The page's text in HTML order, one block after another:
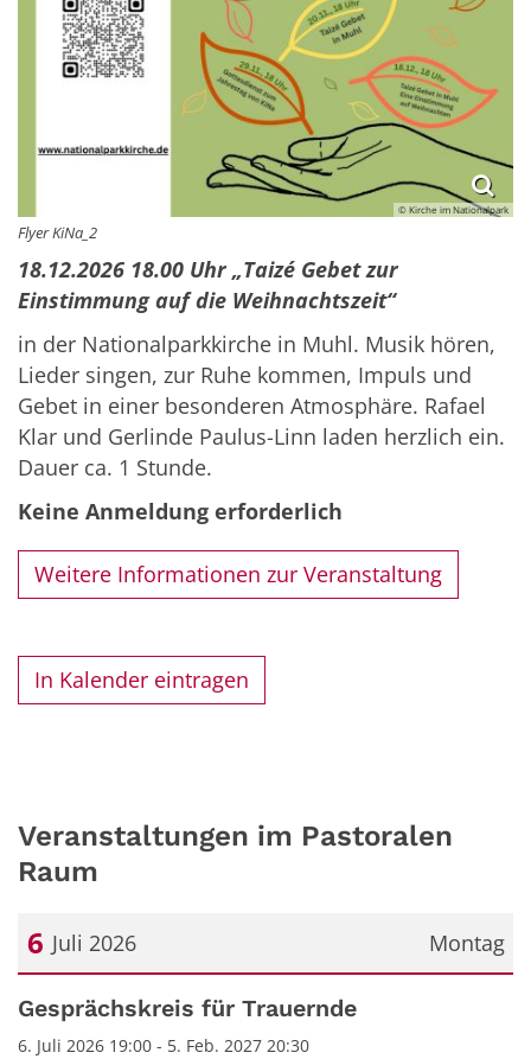
© Kirche im Nationalpark
Flyer KiNa_2
18.12.2026 18.00 Uhr „Taizé Gebet zur
Einstimmung auf die Weihnachtszeit“
in der Nationalparkkirche in Muhl. Musik hören,
Lieder singen, zur Ruhe kommen, Impuls und
Gebet in einer besonderen Atmosphäre. Rafael
Klar und Gerlinde Paulus-Linn laden herzlich ein.
Dauer ca. 1 Stunde.
Keine Anmeldung erforderlich
Weitere Informationen zur Veranstaltung
In Kalender eintragen
Veranstaltungen im Pastoralen
Raum
Montag
6 Juli 2026
Datum: 6. Juli 2026
Gesprächskreis für Trauernde
6. Juli 2026 19:00 - 5. Feb. 2027 20:30